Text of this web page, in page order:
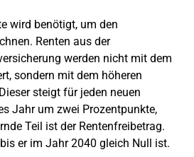
wird benötigt, um den
Renten aus der
werden nicht mit dem
sondern mit dem höheren
steigt für jeden neuen
Jahr um zwei Prozentpunkte,
Teil ist der Rentenfreibetrag.
er im Jahr 2040 gleich Null ist.